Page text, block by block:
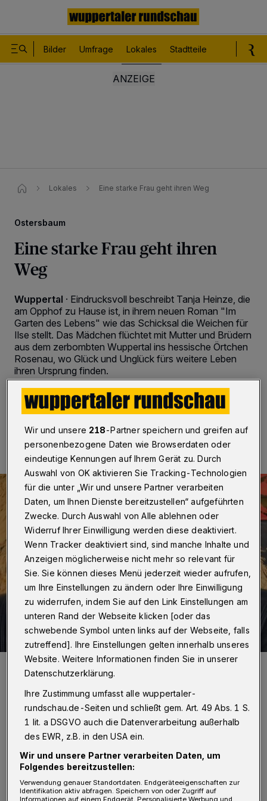
Bilder Umfrage Lokales Stadtteile
Lokales Eine starke Frau geht ihren Weg
Ostersbaum
Eine starke Frau geht ihren
Weg
Wuppertal · Eindrucksvoll beschreibt Tanja Heinze, die
am Opphof zu Hause ist, in ihrem neuen Roman "Im
Garten des Lebens" wie das Schicksal die Weichen für
Ilse stellt. Das Mädchen flüchtet mit Mutter und Brüdern
aus dem zerbombten Wuppertal ins hessische Örtchen
Rosenau, wo Glück und Unglück fürs weitere Leben
ihren Ursprung finden.
Tanja Heinze.
Foto: Manfred Bube
Von Manfred Bube
ie schon in ihrem letzten Werk "Das
Wir und unsere 218-Partner speichern und greifen auf
personenbezogene Daten wie Browserdaten oder
eindeutige Kennungen auf Ihrem Gerät zu. Durch
Auswahl von OK aktivieren Sie Tracking-Technologien
für die unter „Wir und unsere Partner verarbeiten
Daten, um Ihnen Dienste bereitzustellen“ aufgeführten
Zwecke. Durch Auswahl von Alle ablehnen oder
Widerruf Ihrer Einwilligung werden diese deaktiviert.
Wenn Tracker deaktiviert sind, sind manche Inhalte und
Anzeigen möglicherweise nicht mehr so relevant für
Sie. Sie können dieses Menü jederzeit wieder aufrufen,
um Ihre Einstellungen zu ändern oder Ihre Einwilligung
zu widerrufen, indem Sie auf den Link Einstellungen am
unteren Rand der Webseite klicken [oder das
schwebende Symbol unten links auf der Webseite, falls
zutreffend]. Ihre Einstellungen gelten innerhalb unseres
Website. Weitere Informationen finden Sie in unserer
Datenschutzerklärung.
Ihre Zustimmung umfasst alle wuppertaler-
rundschau.de-Seiten und schließt gem. Art. 49 Abs. 1 S.
1 lit. a DSGVO auch die Datenverarbeitung außerhalb
des EWR, z.B. in den USA ein.
Wir und unsere Partner verarbeiten Daten, um
Folgendes bereitzustellen:
Verwendung genauer Standortdaten. Endgeräteeigenschaften zur
Identifikation aktiv abfragen. Speichern von oder Zugriff auf